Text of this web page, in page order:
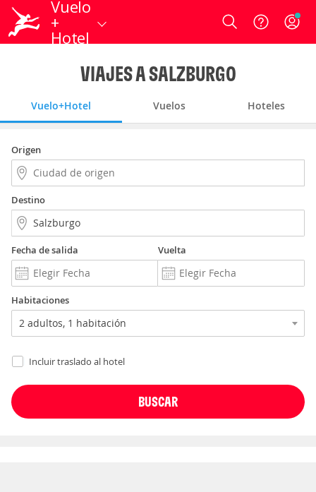
Vuelo
+
Hotel
Login
VIAJES A SALZBURGO
Vuelo+Hotel Vuelos Hoteles
Origen
Destino
Fecha de salida Vuelta
Habitaciones
Incluir traslado al hotel